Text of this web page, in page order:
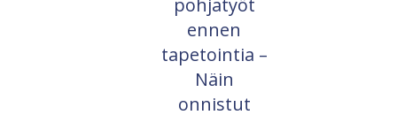
ennen
tapetointia –
Näin
onnistut